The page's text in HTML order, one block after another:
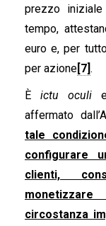
prezzo
tempo,
euro e, per
per azione[7].
Èictu oculi
affermato
tale
configurare
clienti,
circostanza